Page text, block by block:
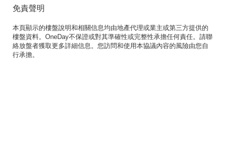
免責聲明
本頁顯示的樓盤說明和相關信息均由地產代理或業主或第三方提供的
樓盤資料。OneDay不保證或對其準確性或完整性承擔任何責任。請聯
絡放盤者獲取更多詳細信息。您訪問和使用本協議內容的風險由您自
行承擔。